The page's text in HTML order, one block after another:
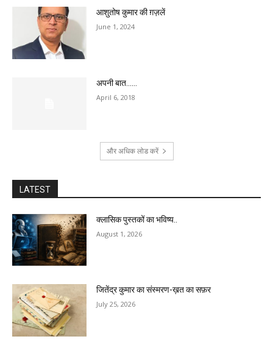
आशुतोष कुमार की ग़ज़लें
June 1, 2024
अपनी बात……
April 6, 2018
और अधिक लोड करें
LATEST
क्लासिक पुस्तकों का भविष्य..
August 1, 2026
जितेंद्र कुमार का संस्मरण-ख़त का सफ़र
July 25, 2026